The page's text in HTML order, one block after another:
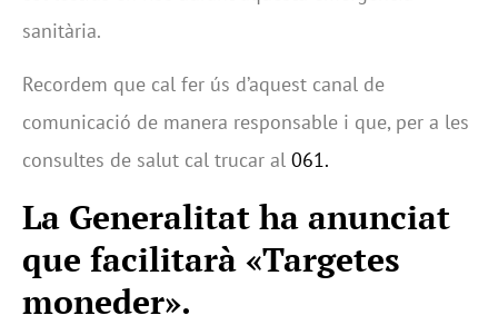
sanitària.
Recordem que cal fer ús d’aquest canal de
comunicació de manera responsable i que, per a les
consultes de salut cal trucar al 061.
La Generalitat ha anunciat
que facilitarà «Targetes
moneder».